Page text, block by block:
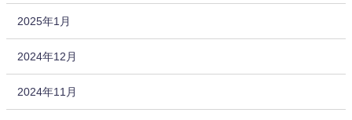
2025年1月
2024年12月
2024年11月